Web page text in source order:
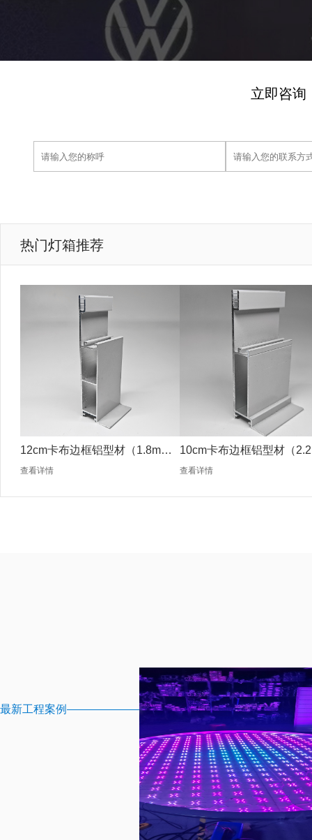
立即咨询
热门灯箱推荐
12cm卡布边框铝型材（1.8mm
银色）
查看详情
10cm卡布边框铝型材（
银色）
查看详情
最新工程案例